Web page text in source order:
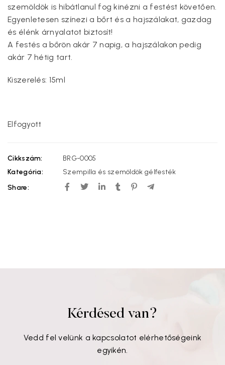
szemöldök is hibátlanul fog kinézni a festést követően.
Egyenletesen színezi a bőrt és a hajszálakat, gazdag
és élénk árnyalatot biztosít!
A festés a bőrön akár 7 napig, a hajszálakon pedig
akár 7 hétig tart.
Kiszerelés: 15ml
Elfogyott
Cikkszám:
BRG-0005
Kategória:
Szempilla és szemöldök gélfesték
Share:
Kérdésed van?
Vedd fel velünk a kapcsolatot elérhetőségeink
egyikén.